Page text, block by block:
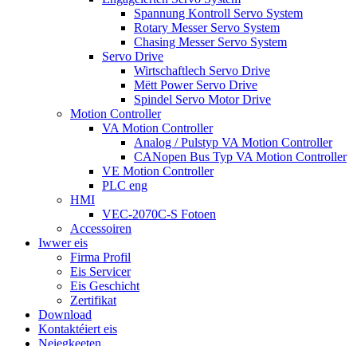
Spannung Kontroll Servo System
Rotary Messer Servo System
Chasing Messer Servo System
Servo Drive
Wirtschaftlech Servo Drive
Mëtt Power Servo Drive
Spindel Servo Motor Drive
Motion Controller
VA Motion Controller
Analog / Pulstyp VA Motion Controller
CANopen Bus Typ VA Motion Controller
VE Motion Controller
PLC eng
HMI
VEC-2070C-S Fotoen
Accessoiren
Iwwer eis
Firma Profil
Eis Servicer
Eis Geschicht
Zertifikat
Download
Kontaktéiert eis
Neiegkeeten